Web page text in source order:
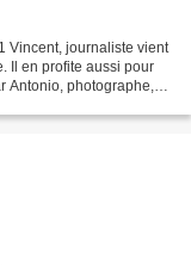
Vincent, journaliste vient
Il en profite aussi pour
Antonio, photographe,